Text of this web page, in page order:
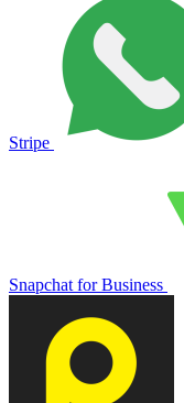
Stripe
Snapchat for Business